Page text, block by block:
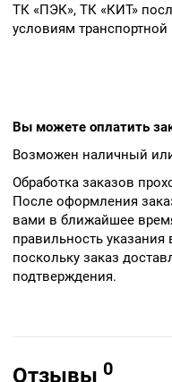
ТК «ПЭК», ТК «КИТ»
условиям
Вы можете оплатить
Возможен наличный
Обработка заказов
После оформления
вами в ближайшее
правильность
поскольку заказ
подтверждения.
Отзывы 0